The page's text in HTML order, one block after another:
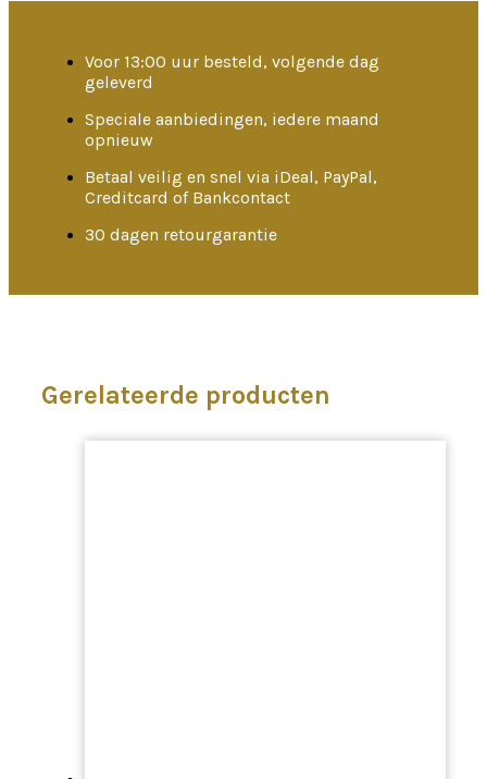
Voor 13:00 uur besteld, volgende dag
geleverd
Speciale aanbiedingen, iedere maand
opnieuw
Betaal veilig en snel via iDeal, PayPal,
Creditcard of Bankcontact
30 dagen retourgarantie
Gerelateerde producten